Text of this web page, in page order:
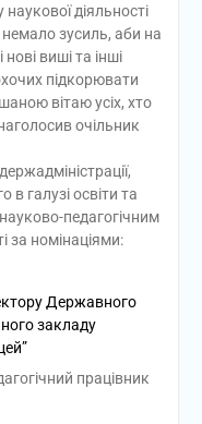
діяльності
зусиль, аби на
виші та інші
підкорювати
вітаю усіх, хто
очільник
галузі освіти та
педагогічним
за номінаціями:
Державного
закладу
працівник